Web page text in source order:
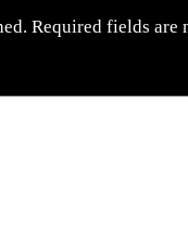
Required fields are